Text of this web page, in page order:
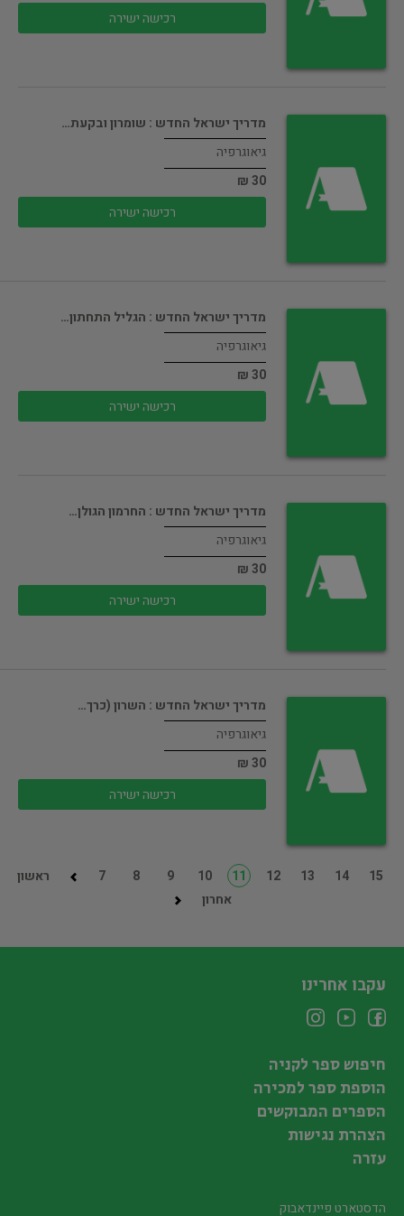
רכישה ישירה
מדריך ישראל החדש : שומרון ובקעת…
גיאוגרפיה
30 ₪
רכישה ישירה
מדריך ישראל החדש : הגליל התחתון…
גיאוגרפיה
30 ₪
רכישה ישירה
מדריך ישראל החדש : החרמון הגולן…
גיאוגרפיה
30 ₪
רכישה ישירה
מדריך ישראל החדש : השרון (כרך…
גיאוגרפיה
30 ₪
רכישה ישירה
ראשון 7 8 9 10 11 12 13 14
15
אחרון
עקבו אחרינו
חיפוש ספר לקניה
הוספת ספר למכירה
הספרים המבוקשים
הצהרת נגישות
עזרה
הדסטארט פיינדאבוק